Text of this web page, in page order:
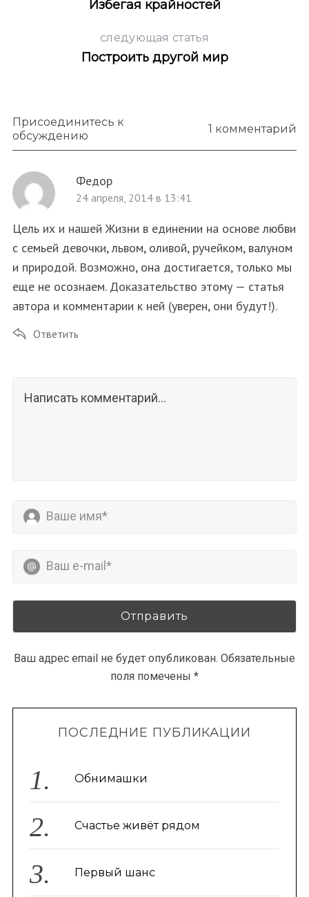
Избегая крайностей
следующая статья
Построить другой мир
Присоединитесь к
обсуждению
1 комментарий
Федор
24 апреля, 2014 в 13:41
Цель их и нашей Жизни в единении на основе любви
с семьей девочки, львом, оливой, ручейком, валуном
и природой. Возможно, она достигается, только мы
еще не осознаем. Доказательство этому — статья
автора и комментарии к ней (уверен, они будут!).
Ответить
Ваш адрес email не будет опубликован. Обязательные
поля помечены *
ПОСЛЕДНИЕ ПУБЛИКАЦИИ
Обнимашки
Счастье живёт рядом
Первый шанс